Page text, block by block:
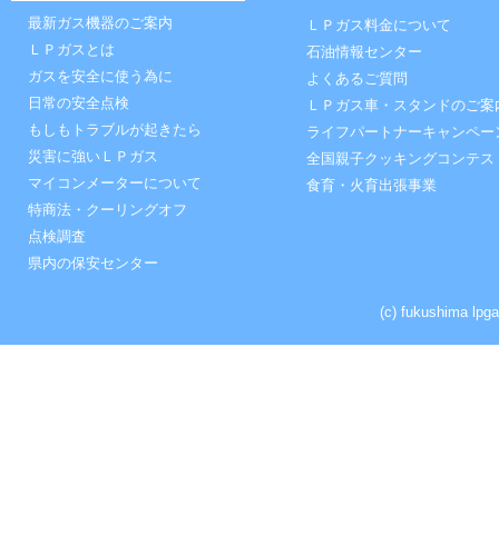
最新ガス機器のご案内
ＬＰガスとは
ガスを安全に使う為に
日常の安全点検
もしもトラブルが起きたら
災害に強いＬＰガス
マイコンメーターについて
特商法・クーリングオフ
点検調査
県内の保安センター
ＬＰガス料金について
石油情報センター
よくあるご質問
ＬＰガス車・スタンドのご案
ライフパートナーキャンペー
全国親子クッキングコンテス
食育・火育出張事業
(c) fukushima